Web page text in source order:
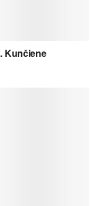
Kunčiene